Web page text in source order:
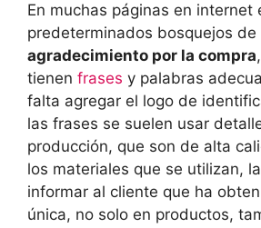
En muchas páginas en internet
predeterminados bosquejos de
agradecimiento por la compra
tienen frases y palabras
falta agregar el logo de
las frases se suelen usar
producción, que son de alta
los materiales que se utilizan,
informar al cliente que ha
única, no solo en productos,